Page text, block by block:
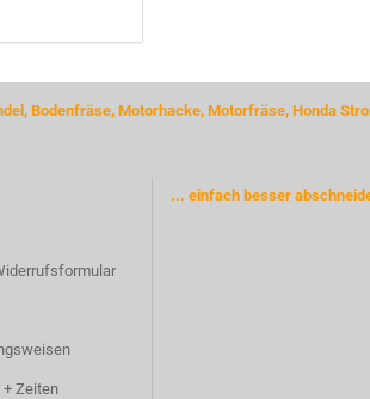
Bodenfräse, Motorhacke, Motorfräse, Honda
Zeiten
... einfach besser